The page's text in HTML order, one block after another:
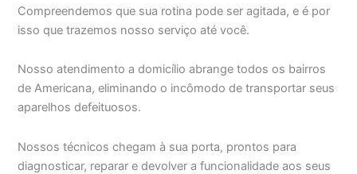
Compreendemos que sua rotina pode ser agitada, e é por
isso que trazemos nosso serviço até você.
Nosso atendimento a domicílio abrange todos os bairros
de Americana, eliminando o incômodo de transportar seus
aparelhos defeituosos.
Nossos técnicos chegam à sua porta, prontos para
diagnosticar, reparar e devolver a funcionalidade aos seus